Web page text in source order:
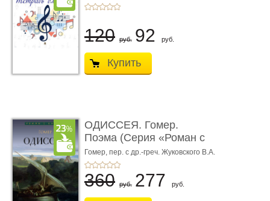
120 руб. 92 руб.
Купить
ОДИССЕЯ. Гомер.
Поэма (Серия «Роман с
книгой»)
Гомер, пер. с др.-греч. Жуковского В.А.
360 руб. 277 руб.